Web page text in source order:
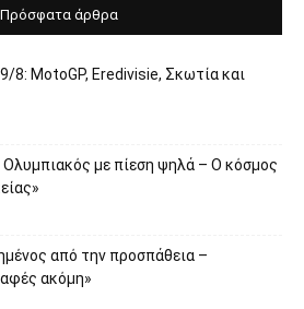
Πρόσφατα άρθρα
8: MotoGP, Eredivisie, Σκωτία και
με πίεση ψηλά – Ο κόσμος
από την προσπάθεια –
ακόμη»